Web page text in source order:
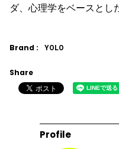
ダ、心理学をベースとし
Brand : YOLO
Share
Profile